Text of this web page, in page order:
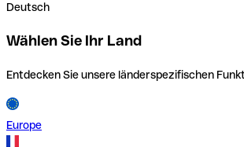
Deutsch
Wählen Sie Ihr Land
Entdecken Sie unsere länderspezifischen
Europe